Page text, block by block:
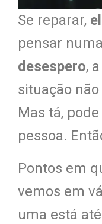
Se reparar,
pensar
desespero,
situação
Mas tá,
pessoa.
Pontos em
vemos em
uma está